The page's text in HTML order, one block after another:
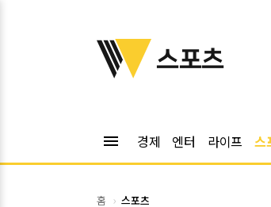
위키트리
스포츠
menu 경제 엔터 라이프 스
홈 스포츠